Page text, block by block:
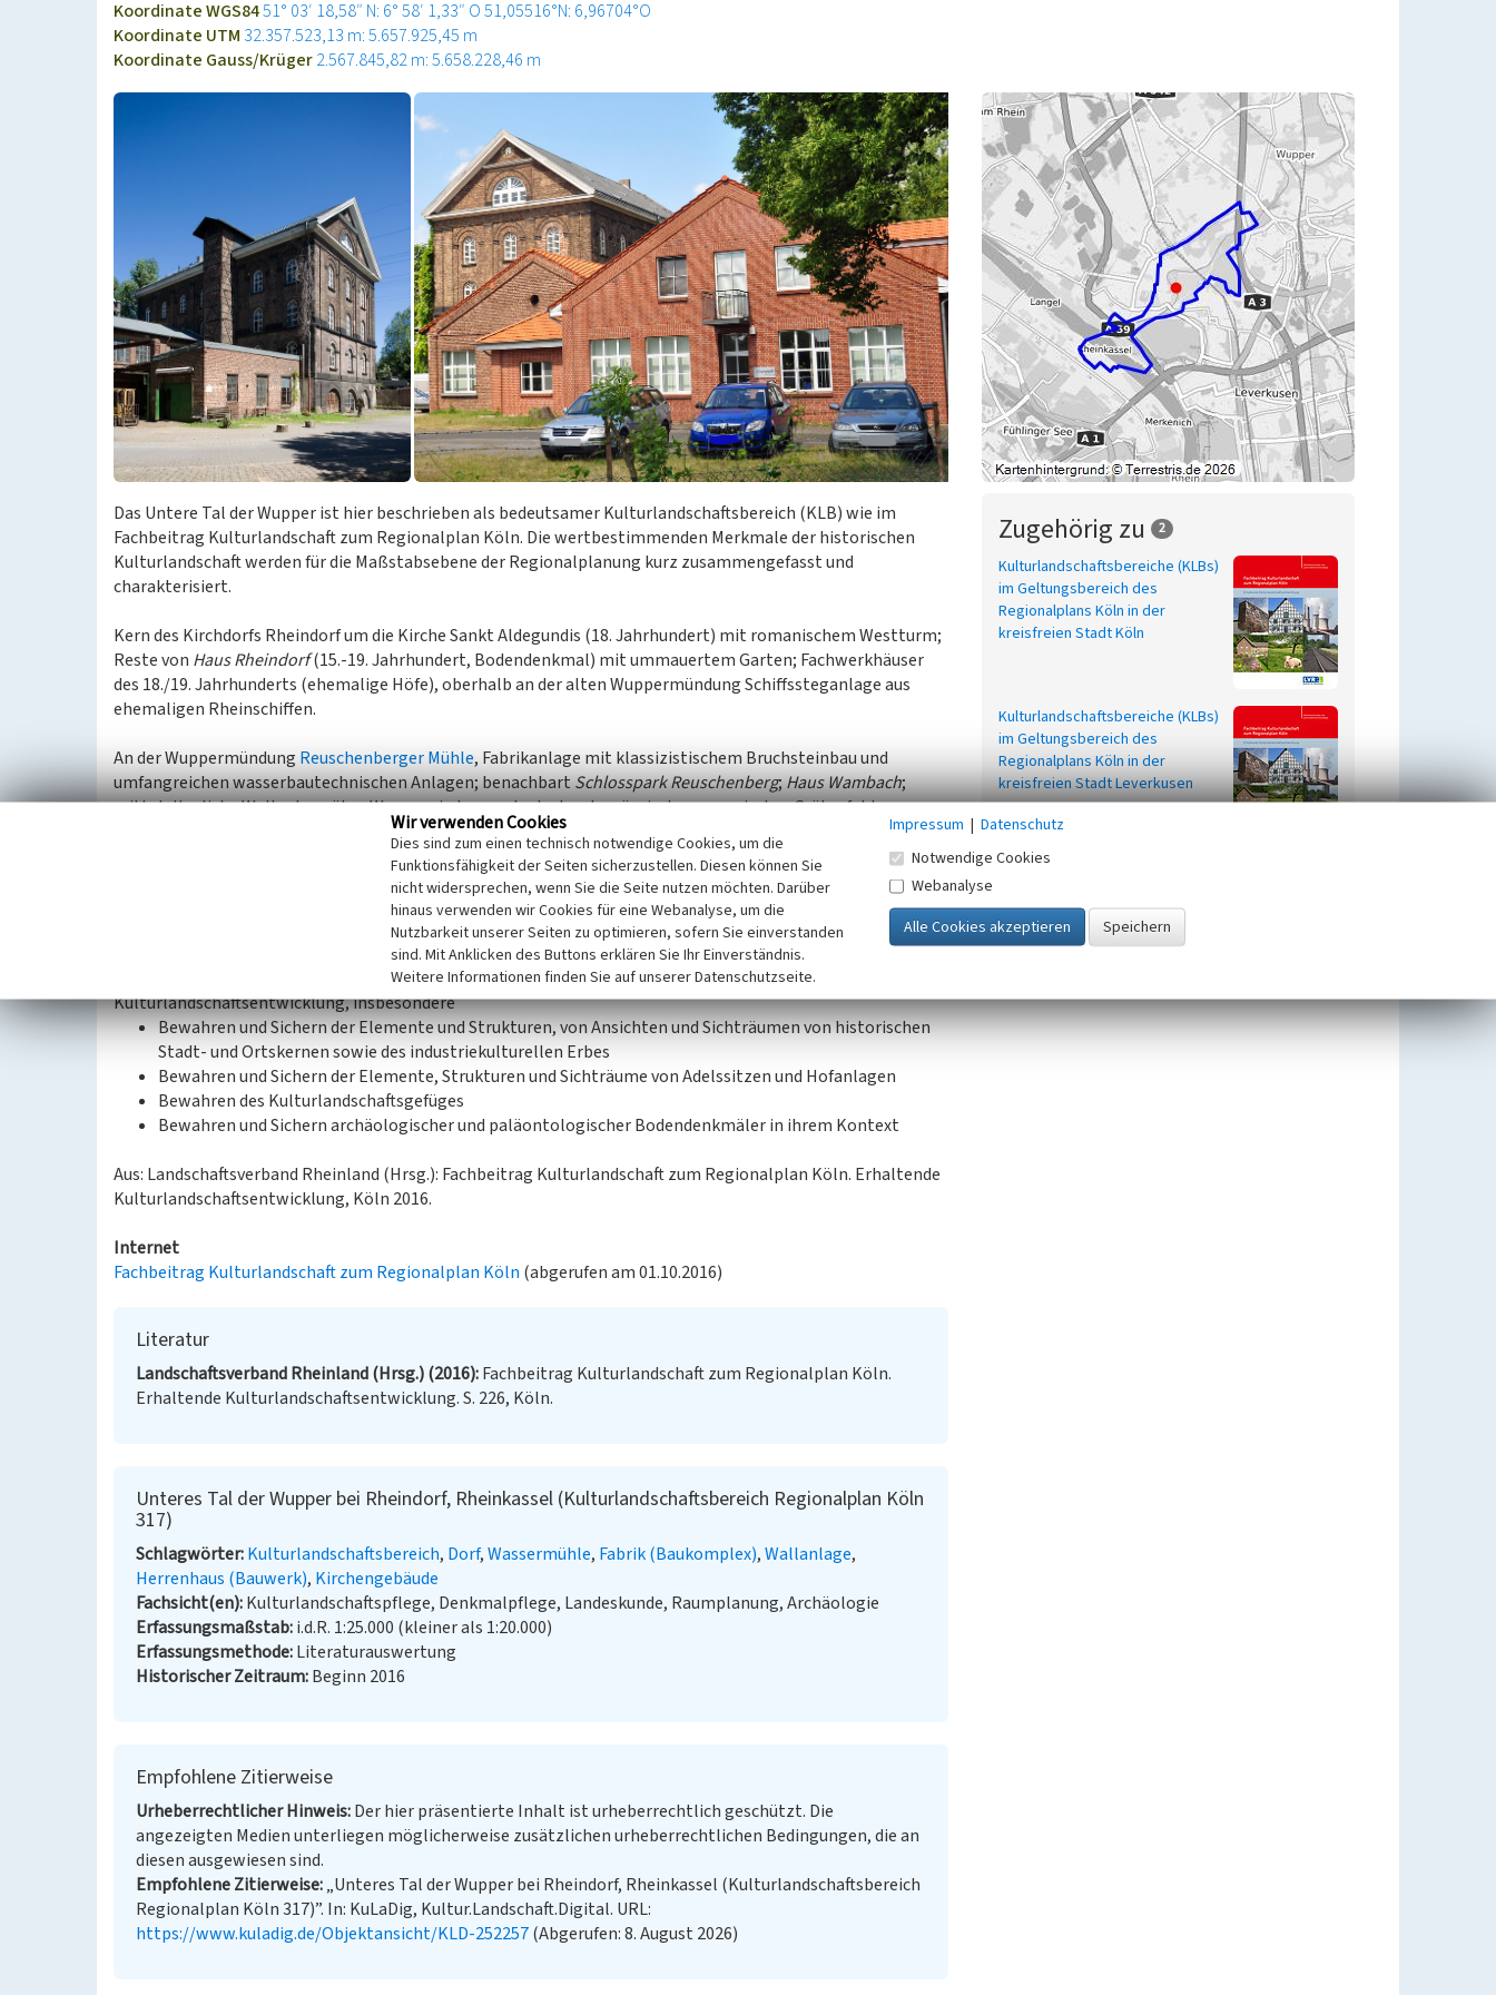
Koordinate WGS8451° 03′ 18,58″ N: 6° 58′ 1,33″ O51,05516°N: 6,96704°O
Koordinate UTM 32.357.523,13 m: 5.657.925,45 m
Koordinate Gauss/Krüger2.567.845,82 m: 5.658.228,46 m
Das Untere Tal der Wupper ist hier beschrieben als bedeutsamer Kulturlandschaftsbereich (KLB) wie im
Fachbeitrag Kulturlandschaft zum Regionalplan Köln. Die wertbestimmenden Merkmale der historischen
Kulturlandschaft werden für die Maßstabsebene der Regionalplanung kurz zusammengefasst und
charakterisiert.
Kern des Kirchdorfs Rheindorf um die Kirche Sankt Aldegundis (18. Jahrhundert) mit romanischem Westturm;
Reste von Haus Rheindorf(15.-19. Jahrhundert, Bodendenkmal) mit ummauertem Garten; Fachwerkhäuser
des 18./19. Jahrhunderts (ehemalige Höfe), oberhalb an der alten Wuppermündung Schiffssteganlage aus
ehemaligen Rheinschiffen.
An der WuppermündungReuschenberger Mühle, Fabrikanlage mit klassizistischem Bruchsteinbau und
umfangreichen wasserbautechnischen Anlagen; benachbartSchlosspark Reuschenberg;Haus Wambach;
mittelalterliche Wallanlage über Wupperniederung; bedeutendes römisch-germanisches Gräberfeld
Rheindorf (Bodendenkmäler). – Erhaltenes geoarchäologisches Archiv in den Ablagerungen der Aue.
Linksrheinisch gegenüber Rheindorf das Kirchdorf Rheinkassel an römischer Limesstraße, historischer
Ortskern mit direkt am Rheindamm gelegener romanischer Kirche Sankt Amandus; rheinseitig Ansicht auf
Kirche und Ortssilhouette mit historischer Hofanlage; in Kasselberg kleine Reihe ehemaliger Bauernhäuser.
Kulturlandschaftliches und denkmalpflegerisches Ziel im Rahmen der Regionalplanung ist eine erhaltende
Kulturlandschaftsentwicklung, insbesondere
Bewahren und Sichern der Elemente und Strukturen, von Ansichten und Sichträumen von historischen
Stadt- und Ortskernen sowie des industriekulturellen Erbes
Bewahren und Sichern der Elemente, Strukturen und Sichträume von Adelssitzen und Hofanlagen
Bewahren des Kulturlandschaftsgefüges
Bewahren und Sichern archäologischer und paläontologischer Bodendenkmäler in ihrem Kontext
Aus: Landschaftsverband Rheinland (Hrsg.): Fachbeitrag Kulturlandschaft zum Regionalplan Köln. Erhaltende
Kulturlandschaftsentwicklung, Köln 2016.
Internet
Fachbeitrag Kulturlandschaft zum Regionalplan Köln (abgerufen am 01.10.2016)
Literatur
Landschaftsverband Rheinland (Hrsg.) (2016) Fachbeitrag Kulturlandschaft zum Regionalplan Köln.
Erhaltende Kulturlandschaftsentwicklung. S. 226, Köln.
Unteres Tal der Wupper bei Rheindorf, Rheinkassel (Kulturlandschaftsbereich Regionalplan Köln
317)
Schlagwörter Kulturlandschaftsbereich Dorf Wassermühle Fabrik (Baukomplex) Wallanlage
Herrenhaus (Bauwerk) Kirchengebäude
Fachsicht(en) Kulturlandschaftspflege, Denkmalpflege, Landeskunde, Raumplanung, Archäologie
Erfassungsmaßstab i.d.R. 1:25.000 (kleiner als 1:20.000)
Erfassungsmethode Literaturauswertung
Historischer Zeitraum Beginn 2016
Empfohlene Zitierweise
Urheberrechtlicher Hinweis Der hier präsentierte Inhalt ist urheberrechtlich geschützt. Die
angezeigten Medien unterliegen möglicherweise zusätzlichen urheberrechtlichen Bedingungen, die an
diesen ausgewiesen sind.
Empfohlene Zitierweise „Unteres Tal der Wupper bei Rheindorf, Rheinkassel (Kulturlandschaftsbereich
Regionalplan Köln 317)”. In: KuLaDig, Kultur.Landschaft.Digital. URL:
https://www.kuladig.de/Objektansicht/KLD-252257(Abgerufen: 8. August 2026)
Zugehörig zu 2
Kulturlandschaftsbereiche (KLBs)
im Geltungsbereich des
Regionalplans Köln in der
kreisfreien Stadt Köln
Kulturlandschaftsbereiche (KLBs)
im Geltungsbereich des
Regionalplans Köln in der
kreisfreien Stadt Leverkusen
Wir verwenden Cookies
Dies sind zum einen technisch notwendige Cookies, um die
Funktionsfähigkeit der Seiten sicherzustellen. Diesen können Sie
nicht widersprechen, wenn Sie die Seite nutzen möchten. Darüber
hinaus verwenden wir Cookies für eine Webanalyse, um die
Nutzbarkeit unserer Seiten zu optimieren, sofern Sie einverstanden
sind. Mit Anklicken des Buttons erklären Sie Ihr Einverständnis.
Weitere Informationen finden Sie auf unserer Datenschutzseite.
Impressum | Datenschutz
Notwendige Cookies
Webanalyse